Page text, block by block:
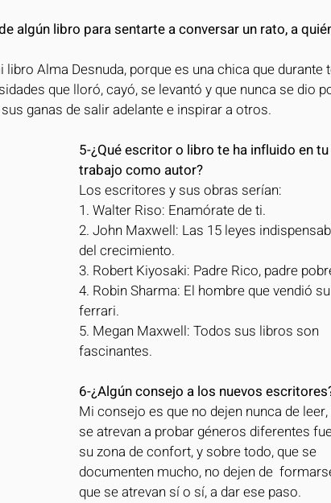
algún libro para sentarte a conversar un rato, a
Alma Desnuda, porque es una chica que durante
que lloró, cayó, se levantó y que nunca se dio
ganas de salir adelante e inspirar a otros.
5-¿Qué escritor o libro te ha influido en tu
trabajo como autor?
Los escritores y sus obras serían:
1. Walter Riso: Enamórate de ti.
2. John Maxwell: Las 15 leyes
del crecimiento.
3. Robert Kiyosaki: Padre Rico, padre
4. Robin Sharma: El hombre que vendió su
ferrari.
5. Megan Maxwell: Todos sus libros son
fascinantes.
6-¿Algún consejo a los nuevos
Mi consejo es que no dejen nunca de leer,
se atrevan a probar géneros diferentes
su zona de confort, y sobre todo, que se
documenten mucho, no dejen de
que se atrevan sí o sí, a dar ese paso.